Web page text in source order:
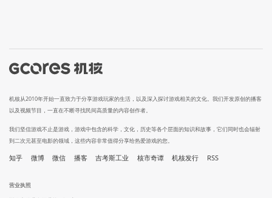
机核从2010年开始一直致力于分享游戏玩家的生活，以及深入探讨游戏相关的文化。我们开发原创的播客
以及视频节目，一直在不断寻找民间高质量的内容创作者。
我们坚信游戏不止是游戏，游戏中包含的科学，文化，历史等各个层面的知识和故事，它们同时也会辐射
到二次元甚至电影的领域，这些内容非常值得分享给热爱游戏的您。
知乎 微博 微信 播客 吉考斯工业 核市奇谭 机核发行 RSS
营业执照